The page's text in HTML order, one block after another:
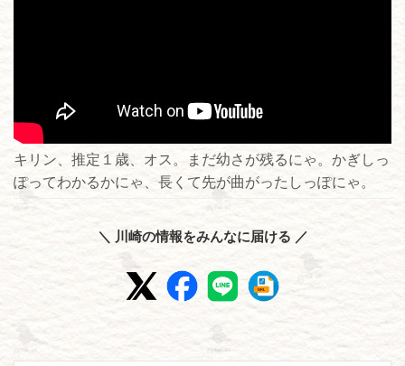
キリン、推定１歳、オス。まだ幼さが残るにゃ。かぎしっ
ぽってわかるかにゃ、長くて先が曲がったしっぽにゃ。
＼ 川崎の情報をみんなに届ける ／